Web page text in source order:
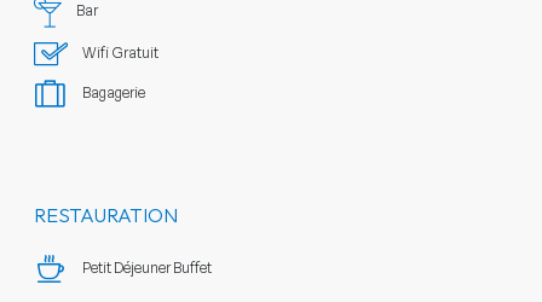
Bar
Wifi Gratuit
Bagagerie
RESTAURATION
Petit Déjeuner Buffet